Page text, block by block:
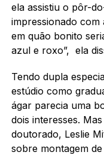
ela assistiu o pôr-
impressionado
em quão bonito
azul e roxo”, ela
Tendo dupla
estúdio como
ágar parecia uma
dois interesses.
doutorado, Leslie
sobre montagem